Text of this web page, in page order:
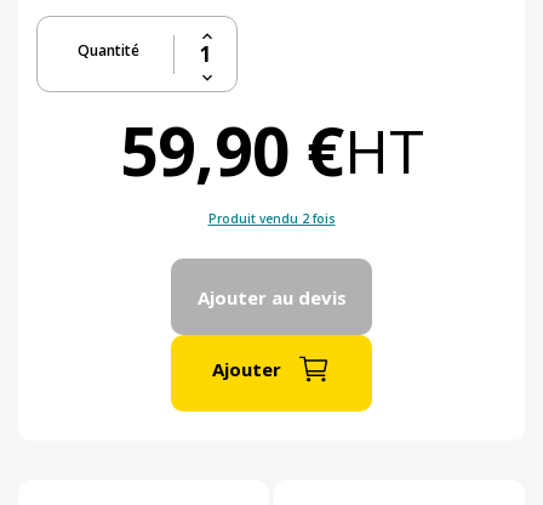
Quantité
59,90 €HT
Produit vendu 2 fois
Ajouter au devis
Ajouter